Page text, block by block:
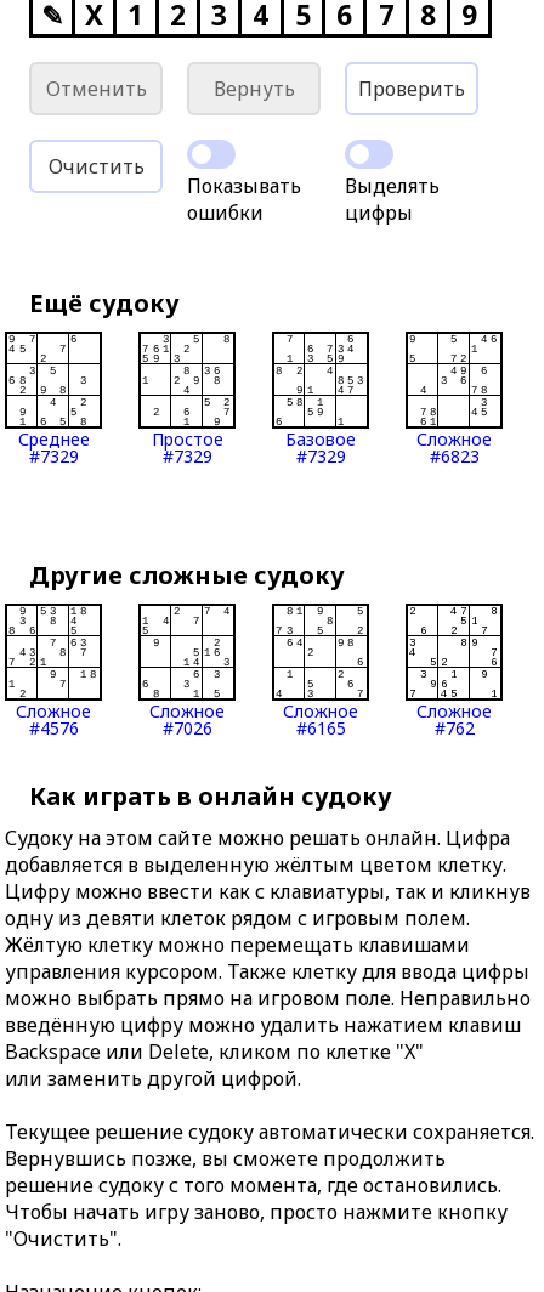
✎ X 1 2 3 4 5 6 7 8 9
Отменить Вернуть Проверить
Очистить
Показывать
ошибки
Выделять
цифры
Ещё судоку
Среднее
#7329
Простое
#7329
Базовое
#7329
Сложное
#6823
Другие сложные судоку
Сложное
#4576
Сложное
#7026
Сложное
#6165
Сложное
#762
Как играть в онлайн судоку
Судоку на этом сайте можно решать онлайн. Цифра
добавляется в выделенную жёлтым цветом клетку.
Цифру можно ввести как с клавиатуры, так и кликнув
одну из девяти клеток рядом с игровым полем.
Жёлтую клетку можно перемещать клавишами
управления курсором. Также клетку для ввода цифры
можно выбрать прямо на игровом поле. Неправильно
введённую цифру можно удалить нажатием клавиш
Backspace или Delete, кликом по клетке "X"
или заменить другой цифрой.
Текущее решение судоку автоматически сохраняется.
Вернувшись позже, вы сможете продолжить
решение судоку с того момента, где остановились.
Чтобы начать игру заново, просто нажмите кнопку
"Очистить".